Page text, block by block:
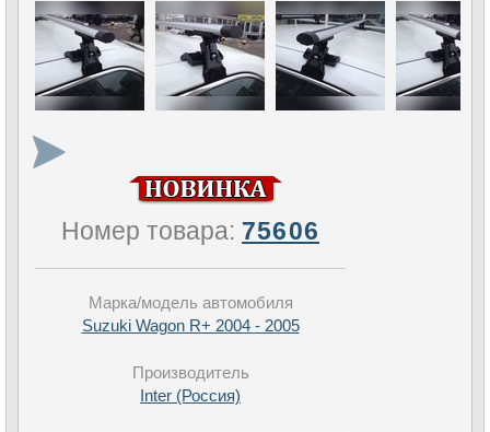
Номер товара: 75606
Марка/модель автомобиля
Suzuki Wagon R+ 2004 - 2005
Производитель
Inter (Россия)